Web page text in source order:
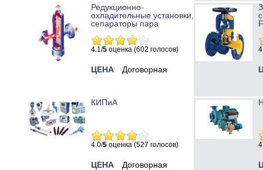
Редукционно-
охладительные установки,
сепараторы пара
4.1/5 оценка (602 голосов)
ЦЕНА Договорная
КИПиА
4.0/5 оценка (527 голосов)
ЦЕНА Договорная